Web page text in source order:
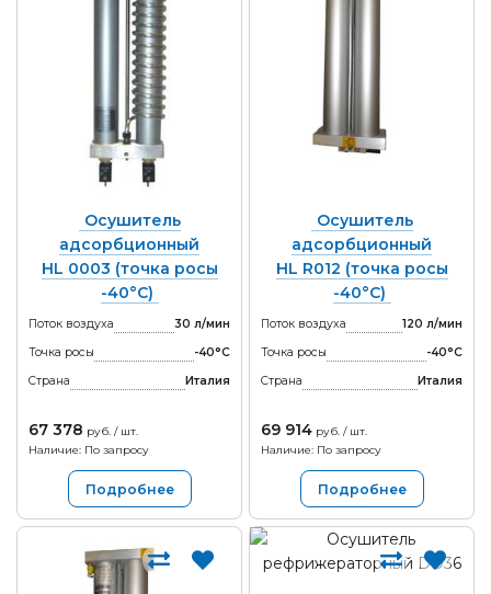
Осушитель
адсорбционный
HL 0003 (точка росы
-40°С)
Поток воздуха
30 л/мин
Точка росы
-40°С
Страна
Италия
67 378 руб. / шт.
Наличие: По запросу
Подробнее
Осушитель
адсорбционный
HL R012 (точка росы
-40°С)
Поток воздуха
120 л/мин
Точка росы
-40°С
Страна
Италия
69 914 руб. / шт.
Наличие: По запросу
Подробнее